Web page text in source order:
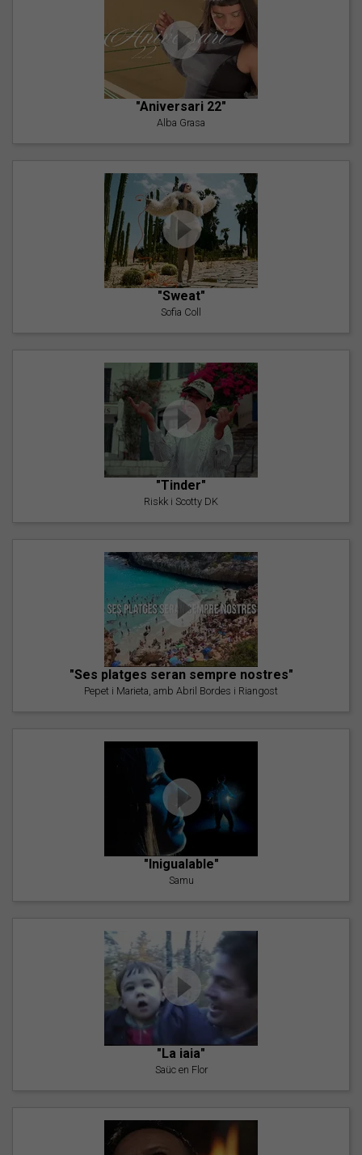
"Aniversari 22"
Alba Grasa
"Sweat"
Sofia Coll
"Tinder"
Riskk i Scotty DK
"Ses platges seran sempre nostres"
Pepet i Marieta, amb Abril Bordes i Riangost
"Inigualable"
Samu
"La iaia"
Saüc en Flor